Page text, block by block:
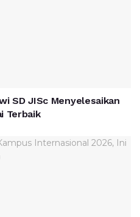
SD JISc Menyelesaikan
Terbaik